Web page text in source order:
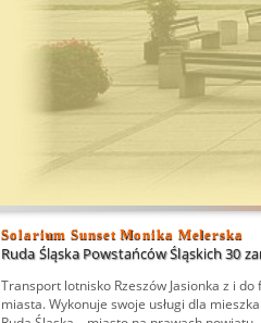
Solarium Sunset Monika Melerska
Ruda Śląska Powstańców Śląskich 30
Transport lotnisko Rzeszów Jasionka z i do
miasta. Wykonuje swoje usługi dla